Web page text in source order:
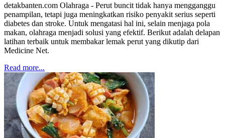
detakbanten.com Olahraga - Perut buncit tidak hanya mengganggu
penampilan, tetapi juga meningkatkan risiko penyakit serius seperti
diabetes dan stroke. Untuk mengatasi hal ini, selain menjaga pola
makan, olahraga menjadi solusi yang efektif. Berikut adalah delapan
latihan terbaik untuk membakar lemak perut yang dikutip dari
Medicine Net.
Read more...